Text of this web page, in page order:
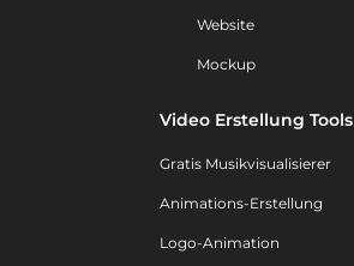
Website
Mockup
Video Erstellung Tools
Gratis Musikvisualisierer
Animations-Erstellung
Logo-Animation